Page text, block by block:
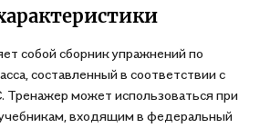
собой сборник упражнений по
составленный в соответствии с
Тренажер может использоваться при
входящим в федеральный